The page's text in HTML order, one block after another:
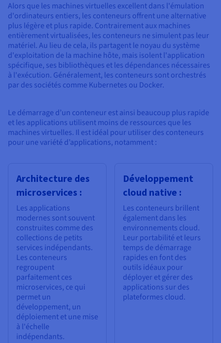
Alors que les machines virtuelles excellent dans l'émulation
d'ordinateurs entiers, les conteneurs offrent une alternative
plus légère et plus rapide. Contrairement aux machines
entièrement virtualisées, les conteneurs ne simulent pas leur
matériel. Au lieu de cela, ils partagent le noyau du système
d'exploitation de la machine hôte, mais isolent l'application
spécifique, ses bibliothèques et les dépendances nécessaires
à l'exécution. Généralement, les conteneurs sont orchestrés
par des sociétés comme Kubernetes ou Docker.
Le démarrage d’un conteneur est ainsi beaucoup plus rapide
et les applications utilisent moins de ressources que les
machines virtuelles. Il est idéal pour utiliser des conteneurs
pour une variété d’applications, notamment :
Architecture des
microservices :
Les applications
modernes sont souvent
construites comme des
collections de petits
services indépendants.
Les conteneurs
regroupent
parfaitement ces
microservices, ce qui
permet un
développement, un
déploiement et une mise
à l'échelle
indépendants.
Développement
cloud native :
Les conteneurs brillent
également dans les
environnements cloud.
Leur portabilité et leurs
temps de démarrage
rapides en font des
outils idéaux pour
déployer et gérer des
applications sur des
plateformes cloud.